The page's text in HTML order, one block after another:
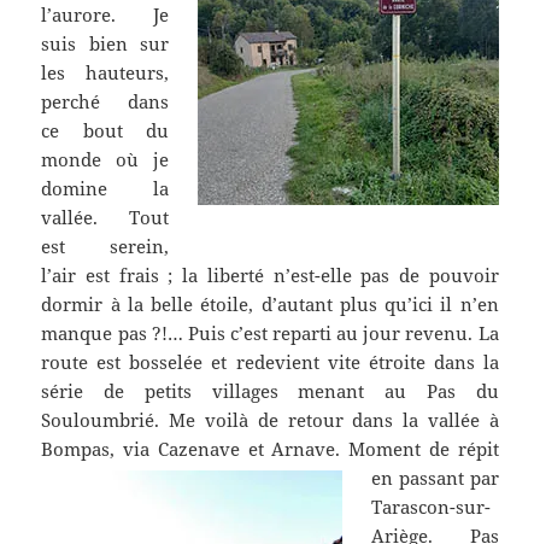
l’aurore. Je
suis bien sur
les hauteurs,
perché dans
ce bout du
monde où je
domine la
vallée. Tout
est serein,
l’air est frais ; la liberté n’est-elle pas de pouvoir
dormir à la belle étoile, d’autant plus qu’ici il n’en
manque pas ?!… Puis c’est reparti au jour revenu. La
route est bosselée et redevient vite étroite dans la
série de petits villages menant au Pas du
Souloumbrié. Me voilà de retour dans la vallée à
Bompas, via Cazenave et Arnave.Moment de répit
en passant par
Tarascon-sur-
Ariège. Pas